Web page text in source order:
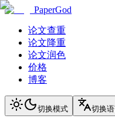
PaperGod
论文查重
论文降重
论文润色
价格
博客
切换模式 切换